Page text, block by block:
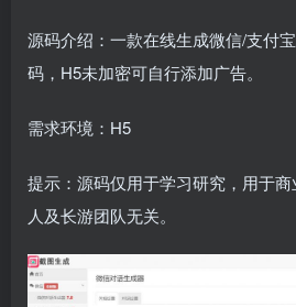
源码介绍：一款在线生成微信/支付
码，H5未加密可自行添加广告。
需求环境：H5
提示：源码仅用于学习研究，用于
人及长游团队无关。